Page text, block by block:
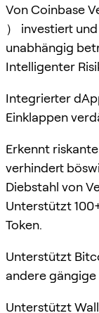
Von Coinbase
） investiert
unabhängig
Intelligenter
Integrierter
Einklappen
Erkennt
verhindert
Diebstahl von
Unterstützt
Token.
Unterstützt
andere
Unterstützt